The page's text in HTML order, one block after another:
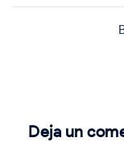
Deja un